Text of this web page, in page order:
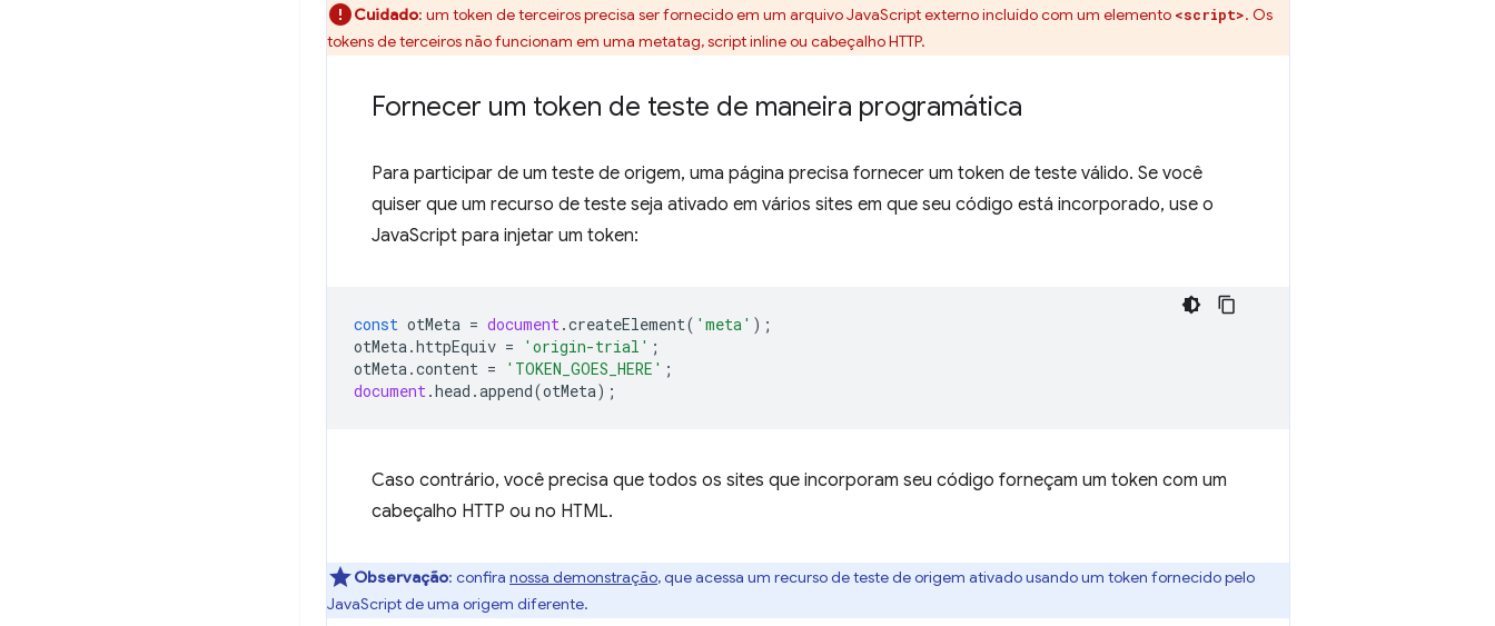
Cuidado: um token de terceiros precisa ser fornecido em um arquivo JavaScript externo incluído com um elemento <script>. Os
tokens de terceiros não funcionam em uma metatag, script inline ou cabeçalho HTTP.
Fornecer um token de teste de maneira programática
Para participar de um teste de origem, uma página precisa fornecer um token de teste válido. Se você
quiser que um recurso de teste seja ativado em vários sites em que seu código está incorporado, use o
JavaScript para injetar um token:
const otMeta = document.createElement( 'meta' );
otMeta.httpEquiv = 'origin-trial' ;
otMeta.content = 'TOKEN_GOES_HERE' ;
document.head .append(otMeta);
Caso contrário, você precisa que todos os sites que incorporam seu código forneçam um token com um
cabeçalho HTTP ou no HTML.
Observação: confira nossa demonstração, que acessa um recurso de teste de origem ativado usando um token fornecido pelo
JavaScript de uma origem diferente.